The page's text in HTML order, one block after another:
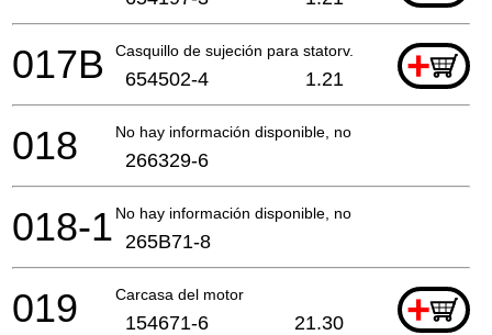
Casquillo de sujeción para statorv. 2mm +
017B 654502-4 1.21
No hay información disponible, no se puede pedir
018 266329-6
No hay información disponible, no se puede pedir
018-1 265B71-8
Carcasa del motor +
019 154671-6 21.30